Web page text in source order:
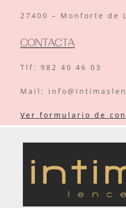
27400 – Monforte de
CONTACTA
Tlf: 982 40 46 03
Mail:
Ver formulario de